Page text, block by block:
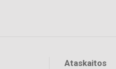
Ataskaitos